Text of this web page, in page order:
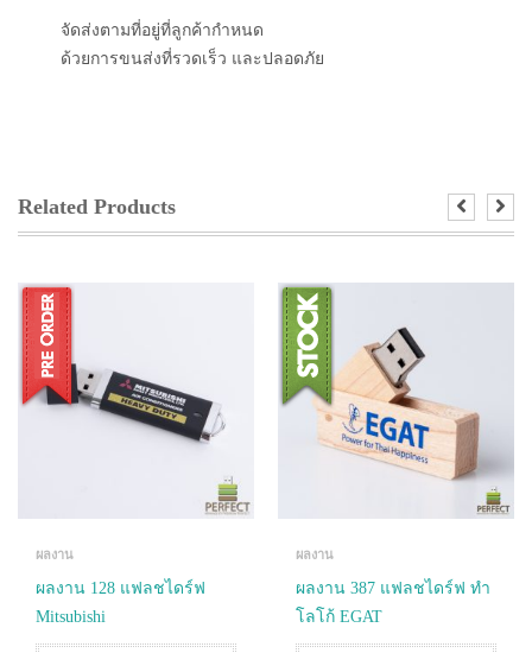
จัดส่งตามที่อยู่ที่ลูกค้ากำหนด
ด้วยการขนส่งที่รวดเร็ว และปลอดภัย
Related Products
ผลงาน
ผลงาน 128 แฟลชไดร์ฟ
Mitsubishi
ผลงาน
ผลงาน 387 แฟลชไดร์ฟ ทำ
โลโก้ EGAT